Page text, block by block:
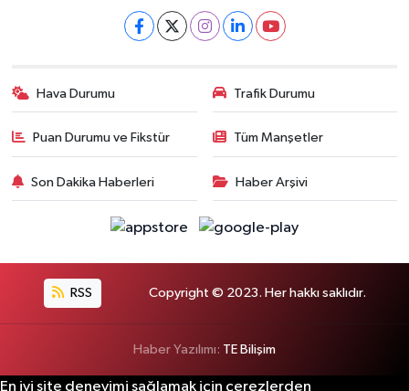
Hava Durumu Trafik Durumu
Puan Durumu ve Fikstür Tüm Manşetler
Son Dakika Haberleri Haber Arşivi
RSS Copyright © 2023. Her hakkı saklıdır.
Haber Yazılımı: TE Bilişim
En iyi site deneyimi sağlamak için çerezlerden